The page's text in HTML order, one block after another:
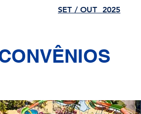
SET / OUT 2025